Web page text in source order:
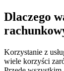
Dlaczego
Korzystanie z
wiele korzyści